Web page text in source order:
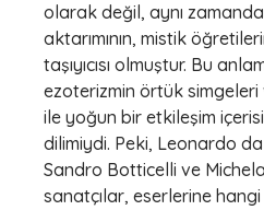
olarak değil, aynı
aktarımının, mistik
taşıyıcısı olmuştur. Bu
ezoterizmin örtük simgeleri
ile yoğun bir etkileşim
dilimiydi. Peki, Leonardo
Sandro Botticelli ve
sanatçılar, eserlerine